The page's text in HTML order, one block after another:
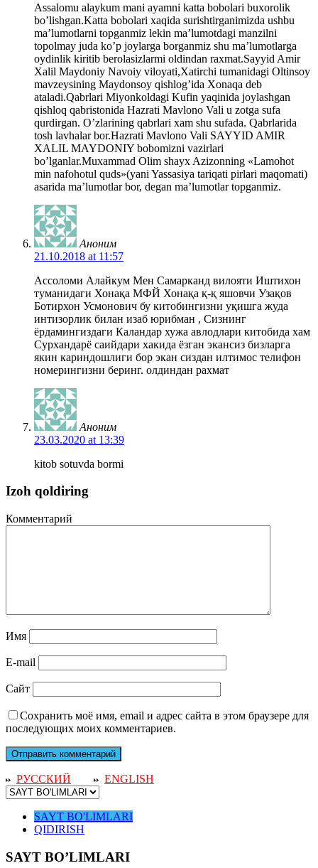
Assalomu alaykum mani ayamni katta bobolari buxorolik
bo’lishgan.Katta bobolari xaqida surishtirganimizda ushbu
ma’lumotlarni topganmiz lekin ma’lumotdagi manzilni
topolmay juda ko’p joylarga borganmiz shu ma’lumotlarga
oydinlik kiritib berolasizlarmi oldindan raxmat.Sayyid Amir
Xalil Maydoniy Navoiy viloyati,Xatirchi tumanidagi Oltinsoy
mavzeysining Maydonsoy qishlog’ida Xonaqa deb
ataladi.Qabrlari Miyonkoldagi Kufin yaqinida joylashgan
qishloq qabristonida Hazrati Mavlono Vali u zotga sufa
qurdirgan. O’zlarining qabrlari xam shu sufada. Qabrlarida
tosh lavhalar bor.Hazrati Mavlono Vali SAYYID AMIR
XALIL MAYDONIY bobomizni vazirlari
bo’lganlar.Muxammad Olim shayx Azizonning «Lamohot
min nafohotul quds»(yani Yassasiya tariqati pirlari maqomati)
asarida ma’lumotlar bor, degan ma’lumotlar topganmiz.
Аноним
21.10.2018 at 11:57
Ассоломи Алайкум Мен Самарканд вилояти Иштихон
туманидаги Хонақа МФЙ Хонақа қ-қ яшовчи Узақов
Ботирхон Усмонович бу китобингизни уқишга жуда
интизорлик билан изаб юрибман , Сизнинг
ёрдамингиздаги Каландар хужа авлодлари китобида хам
Сурхандарё саийдари хакида ёзган экансиз бизларга
якин кариндошлиги бор экан сиздан илтимос телифон
номерингизни беринг. олдиндан рахмат
Аноним
23.03.2020 at 13:39
kitob sotuvda bormi
Izoh qoldiring
Комментарий
Имя
E-mail
Сайт
Сохранить моё имя, email и адрес сайта в этом браузере для
последующих моих комментариев.
РУССКИЙ ENGLISH
SAYT BO'LIMLARI
QIDIRISH
SAYT BO’LIMLARI